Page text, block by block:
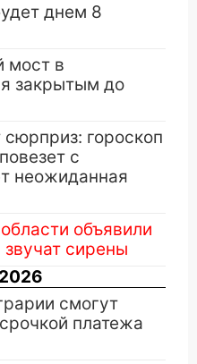
днем 8
мост в
закрытым до
сюрприз: гороскоп
с
неожиданная
объявили
сирены
смогут
платежа